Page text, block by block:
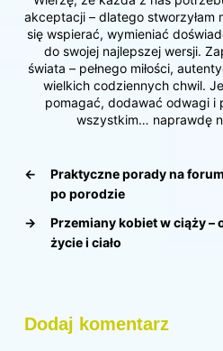
akceptacji – dlatego stworzyłam
się wspierać, wymieniać
do swojej najlepszej wersji.
świata – pełnego miłości,
wielkich codziennych chwil.
pomagać, dodawać odwagi i
wszystkim… naprawdę
←
Praktyczne porady na
po porodzie
→
Przemiany kobiet w ciąży –
życie i ciało
Dodaj komentarz